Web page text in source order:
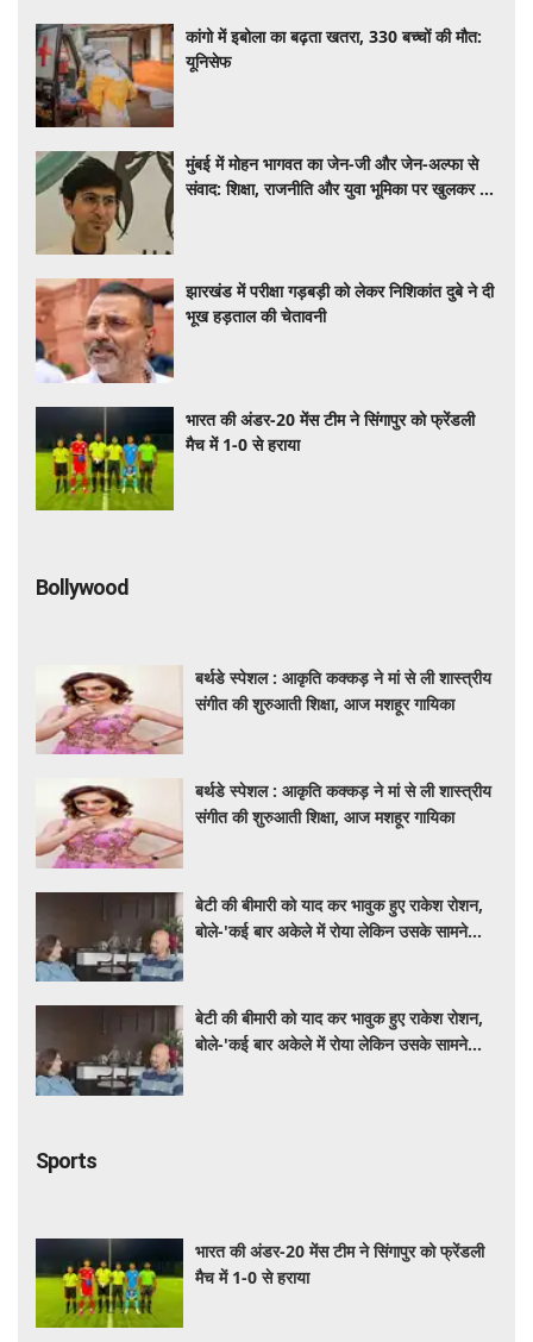
कांगो में इबोला का बढ़ता खतरा, 330 बच्चों की मौत:
यूनिसेफ
मुंबई में मोहन भागवत का जेन-जी और जेन-अल्फा से
संवाद: शिक्षा, राजनीति और युवा भूमिका पर खुलकर हुई
झारखंड में परीक्षा गड़बड़ी को लेकर निशिकांत दुबे ने दी
भूख हड़ताल की चेतावनी
भारत की अंडर-20 मेंस टीम ने सिंगापुर को फ्रेंडली
मैच में 1-0 से हराया
Bollywood
बर्थडे स्पेशल : आकृति कक्कड़ ने मां से ली शास्त्रीय
संगीत की शुरुआती शिक्षा, आज मशहूर गायिका
बर्थडे स्पेशल : आकृति कक्कड़ ने मां से ली शास्त्रीय
संगीत की शुरुआती शिक्षा, आज मशहूर गायिका
बेटी की बीमारी को याद कर भावुक हुए राकेश रोशन,
बोले-'कई बार अकेले में रोया लेकिन उसके सामने
बेटी की बीमारी को याद कर भावुक हुए राकेश रोशन,
बोले-'कई बार अकेले में रोया लेकिन उसके सामने
Sports
भारत की अंडर-20 मेंस टीम ने सिंगापुर को फ्रेंडली
मैच में 1-0 से हराया